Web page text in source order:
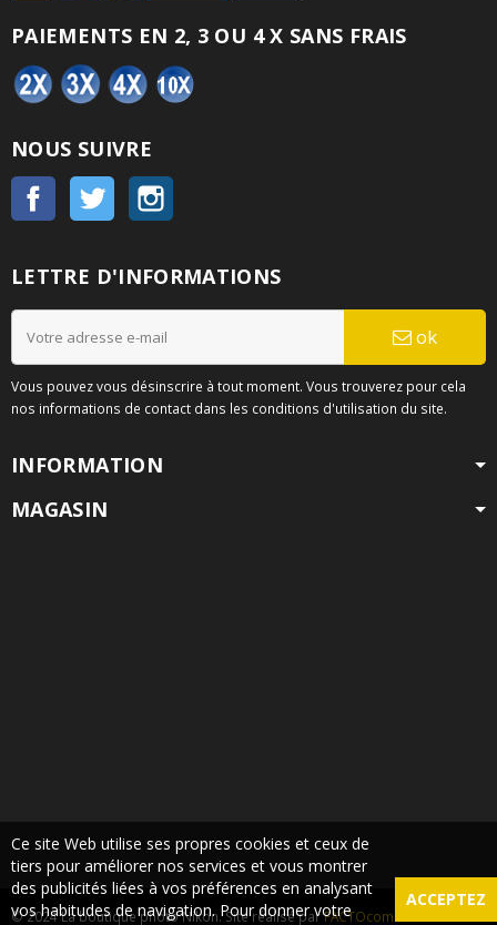
PAIEMENTS EN 2, 3 OU 4 X SANS FRAIS
NOUS SUIVRE
Facebook Twitter
LETTRE D'INFORMATIONS
ok
Vous pouvez vous désinscrire à tout moment. Vous trouverez pour cela
nos informations de contact dans les conditions d'utilisation du site.
INFORMATION
MAGASIN
© 2024 La boutique photo Nikon. Site réalisé parFACTOcom
Ce site Web utilise ses propres cookies et ceux de
tiers pour améliorer nos services et vous montrer
des publicités liées à vos préférences en analysant
vos habitudes de navigation. Pour donner votre
ACCEPTEZ